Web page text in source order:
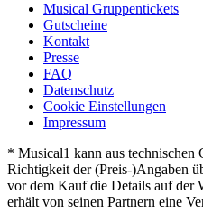
Musical Gruppentickets
Gutscheine
Kontakt
Presse
FAQ
Datenschutz
Cookie Einstellungen
Impressum
* Musical1 kann aus
Richtigkeit der (Preis-)Angaben
vor dem Kauf die Details auf der
erhält von seinen Partnern eine